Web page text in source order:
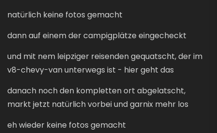
natürlich keine fotos gemacht
dann auf einem der campigplätze eingecheckt
und mit nem leipziger reisenden gequatscht, der im
v8-chevy-van unterwegs ist - hier geht das
danach noch den kompletten ort abgelatscht,
markt jetzt natürlich vorbei und garnix mehr los
eh wieder keine fotos gemacht